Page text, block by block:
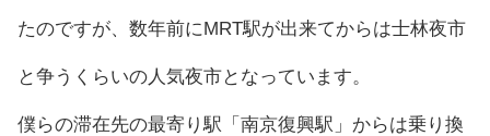
たのですが、数年前にMRT駅が出来てからは士林夜市
と争うくらいの人気夜市となっています。
僕らの滞在先の最寄り駅「南京復興駅」からは乗り換